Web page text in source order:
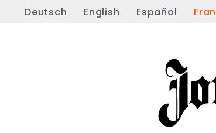
Deutsch English Español